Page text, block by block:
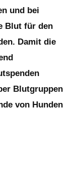
und bei
Blut für den
Damit die
Blutgruppen
von Hunden